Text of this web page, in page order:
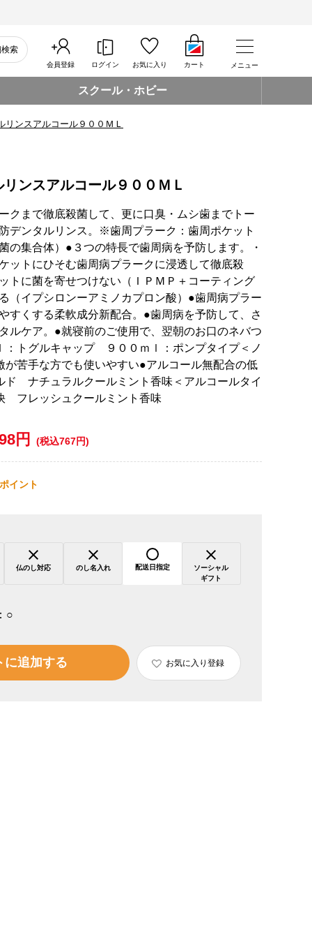
索
会員登録 ログイン お気に入り カート メニュー
スクール・ホビー
リンスアルコール９００ＭＬ
ンスアルコール９００ＭＬ
クまで徹底殺菌して、更に口臭・ムシ歯までトー
デンタルリンス。※歯周プラーク：歯周ポケット
の集合体）●３つの特長で歯周病を予防します。・
ットにひそむ歯周病プラークに浸透して徹底殺
トに菌を寄せつけない（ＩＰＭＰ＋コーティング
（イプシロンーアミノカプロン酸）●歯周病プラー
すくする柔軟成分新配合。●歯周病を予防して、さ
ルケア。●就寝前のご使用で、翌朝のお口のネバつ
：トグルキャップ ９００ｍｌ：ポンプタイプ＜ノ
が苦手な方でも使いやすい●アルコール無配合の低
ド ナチュラルクールミント香味＜アルコールタイ
フレッシュクールミント香味
円 (税込767円)
ポイント
仏のし対応 のし名入れ 配送日指定
ソーシャル
ギフト
○
に追加する お気に入り登録